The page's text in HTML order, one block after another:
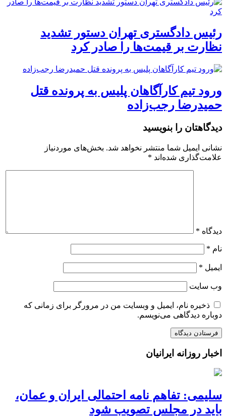
رئیس دادگستری تهران دستور تشدید
نظارت بر قیمت‌ها را صادر کرد
ورود تیم کارآگاهان پلیس به پرونده قتل
حمیدرضا رجب‌زاده
دیدگاهتان را بنویسید
نشانی ایمیل شما منتشر نخواهد شد. بخش‌های موردنیاز
علامت‌گذاری شده‌اند *
دیدگاه *
نام *
ایمیل *
وب‌ سایت
ذخیره نام، ایمیل و وبسایت من در مرورگر برای زمانی که
دوباره دیدگاهی می‌نویسم.
اخبار روزانه ایرانیان
سلیمی: تفاهم نامه احتمالی ایران و عمان،
باید در مجلس تصویب شود